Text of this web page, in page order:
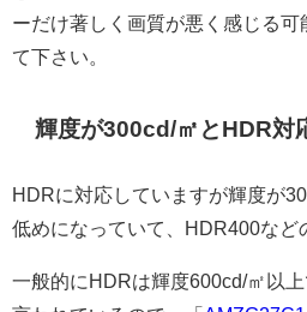
ーだけ著しく画質が悪く感じる
て下さい。
輝度が300cd/㎡とHDR対
HDRに対応していますが輝度が
低めになっていて、HDR400など
一般的にHDRは輝度600cd/㎡以